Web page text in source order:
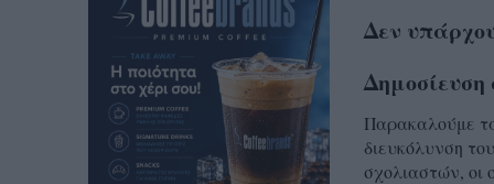
Δεν
Δημοσίευση
Παρακαλούμε
διευκόλυνση
σχολιαστών, οι